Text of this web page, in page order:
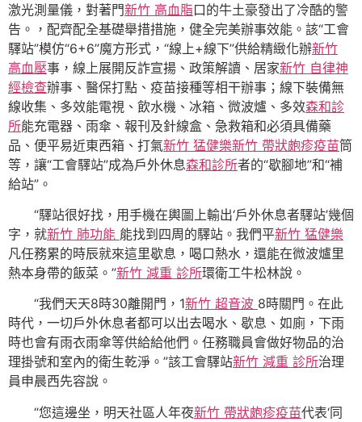
激光測量儀，對著門新竹 高血脂口的牛土豪發出了冷酷的警
告。，配齊配全基礎舉措措施，健全完美辦事效能。該“工會
驛站”模仿“6+6”魔方形式，“線上+線下”供給精緻化辦新竹
高血壓事，線上展開反詐宣揚、政策解讀、居家新竹 自律神
經檢查辦事、醫保打點、疫苗接種等相干辦事；線下裝備無
線收集、多效能電視、飲水機、冰箱、微波爐、多效森和診
所能充電器、雨傘、報刊及針線盒、急救箱和必須具備藥
品、便平易近東西箱、打氣新竹 猛健樂新竹 帶狀皰疹疫苗筒
等，讓“工會驛站”成為戶外休息森和診所者的“歇腳地”和“補
給站”。
“驛站很好找，用手機在輿圖上輸出‘戶外休息者驛站’幾個
字，就新竹 肺功能 能找到四周的驛站。我們平新竹 猛健樂
凡任務累的時辰就來這里歇息，喝口熱水，還能在微波爐里
熱本身帶的飯菜。”新竹 減重 診所環衛工牛松林說。
“我們天天8時30離開門，1新竹 超音波 8時關門。在此
時代，一切戶外休息者都可以出去喝水、歇息、如廁，下雨
時也會有雨衣雨傘等供給給他們。任務職員會做好物品的治
理掛號和室內的衛生乾淨。”該工會驛站新竹 減重 診所治理
員申晨西先容說。
“您這邊坐，明天社區人年夜新竹 帶狀皰疹疫苗代表‘同